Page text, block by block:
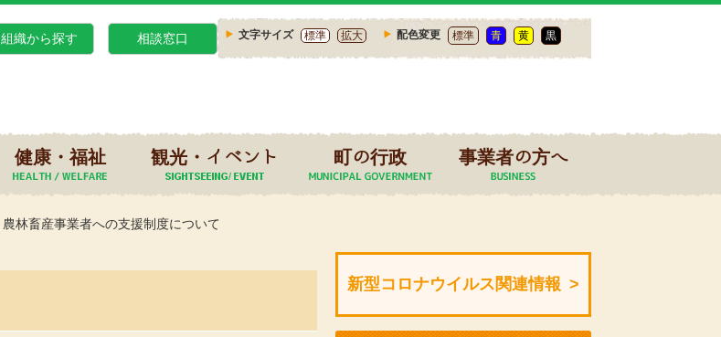
文字サイズ 標準 拡大 配色変更 標準 青 黄 黒
組織から探す 相談窓口
健康・福祉 観光・イベント 町の行政 事業者の方へ
農林畜産事業者への支援制度について
新型コロナウイルス関連情報